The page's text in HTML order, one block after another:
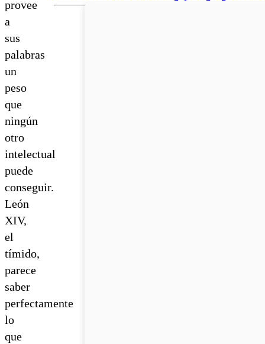
provee
a
sus
palabras
un
peso
que
ningún
otro
intelectual
puede
conseguir.
León
XIV,
el
tímido,
parece
saber
perfectamente
lo
que